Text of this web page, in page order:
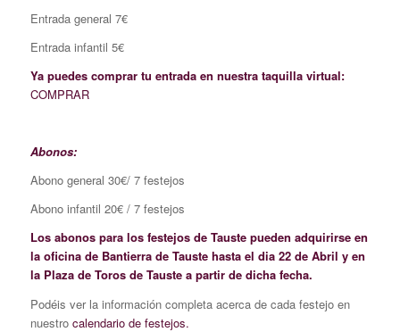
Entrada general 7€
Entrada infantil 5€
Ya puedes comprar tu entrada en nuestra taquilla virtual:
COMPRAR
Abonos:
Abono general 30€/ 7 festejos
Abono infantil 20€ / 7 festejos
Los abonos para los festejos de Tauste pueden adquirirse en
la oficina de Bantierra de Tauste hasta el dia 22 de Abril y en
la Plaza de Toros de Tauste a partir de dicha fecha.
Podéis ver la información completa acerca de cada festejo en
nuestro calendario de festejos.